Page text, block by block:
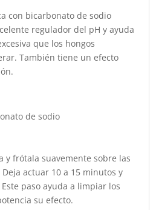
con bicarbonato de sodio
regulador del pH y ayuda
que los hongos
También tiene un efecto
de sodio
y frótala suavemente sobre las
actuar 10 a 15 minutos y
paso ayuda a limpiar los
su efecto.